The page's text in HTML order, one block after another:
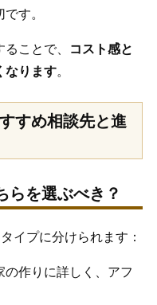
す。
ことで、
コスト感と
なります。
すめ相談先と進
らを選ぶべき？
イプに分けられます：
の作りに詳しく、アフ